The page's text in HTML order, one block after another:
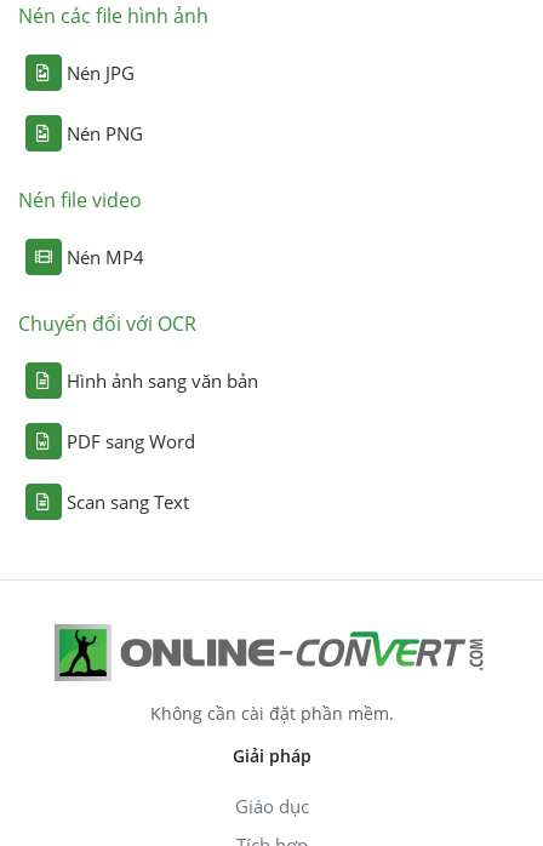
Nén các file hình ảnh
Nén JPG
Nén PNG
Nén file video
Nén MP4
Chuyển đổi với OCR
Hình ảnh sang văn bản
PDF sang Word
Scan sang Text
Không cần cài đặt phần mềm.
Giải pháp
Giáo dục